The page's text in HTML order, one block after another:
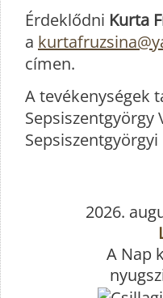
Érdeklődni Kurta
a
címen.
A tevékenységek
Sepsiszentgyörgy
2026.
A Nap